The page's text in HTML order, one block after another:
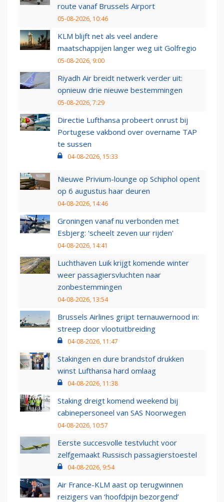
route vanaf Brussels Airport
05-08-2026, 10:46
KLM blijft net als veel andere
maatschappijen langer weg uit Golfregio
05-08-2026, 9:00
Riyadh Air breidt netwerk verder uit:
opnieuw drie nieuwe bestemmingen
05-08-2026, 7:29
Directie Lufthansa probeert onrust bij
Portugese vakbond over overname TAP
te sussen
04-08-2026, 15:33
Nieuwe Privium-lounge op Schiphol opent
op 6 augustus haar deuren
04-08-2026, 14:46
Groningen vanaf nu verbonden met
Esbjerg: 'scheelt zeven uur rijden'
04-08-2026, 14:41
Luchthaven Luik krijgt komende winter
weer passagiersvluchten naar
zonbestemmingen
04-08-2026, 13:54
Brussels Airlines grijpt ternauwernood in:
streep door vlootuitbreiding
04-08-2026, 11:47
Stakingen en dure brandstof drukken
winst Lufthansa hard omlaag
04-08-2026, 11:38
Staking dreigt komend weekend bij
cabinepersoneel van SAS Noorwegen
04-08-2026, 10:57
Eerste succesvolle testvlucht voor
zelfgemaakt Russisch passagierstoestel
04-08-2026, 9:54
Air France-KLM aast op terugwinnen
reizigers van ‘hoofdpijn bezorgend’